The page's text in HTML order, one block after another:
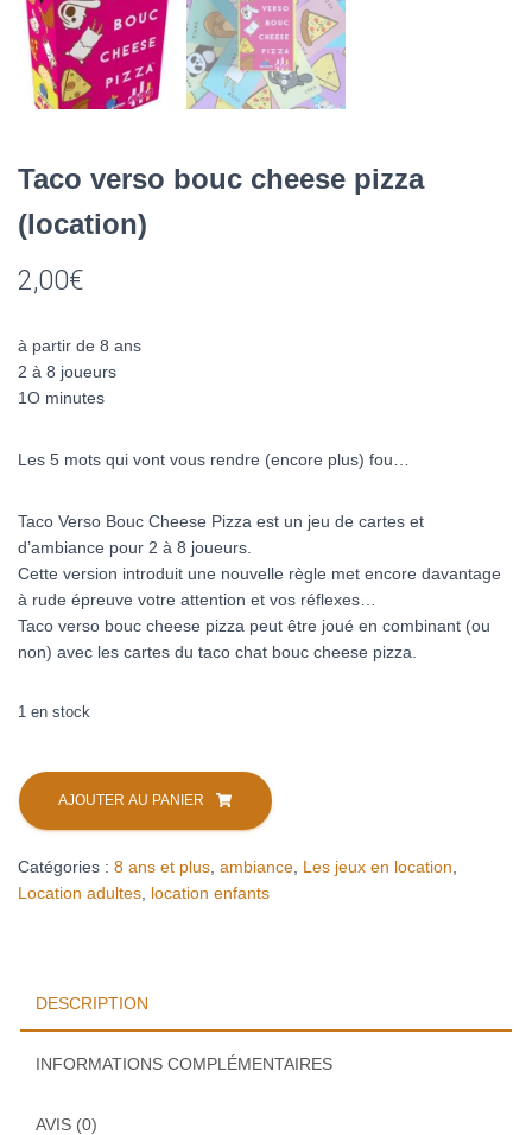
Taco verso bouc cheese pizza
(location)
2,00€
à partir de 8 ans
2 à 8 joueurs
1O minutes
Les 5 mots qui vont vous rendre (encore plus) fou…
Taco Verso Bouc Cheese Pizza est un jeu de cartes et
d’ambiance pour 2 à 8 joueurs.
Cette version introduit une nouvelle règle met encore davantage
à rude épreuve votre attention et vos réflexes…
Taco verso bouc cheese pizza peut être joué en combinant (ou
non) avec les cartes du taco chat bouc cheese pizza.
1 en stock
quantité
de
Taco
bouc
cheese
AJOUTER AU PANIER
Catégories : 8 ans et plus ambiance Les jeux en location
Location adultes location enfants
DESCRIPTION
INFORMATIONS COMPLÉMENTAIRES
AVIS (0)